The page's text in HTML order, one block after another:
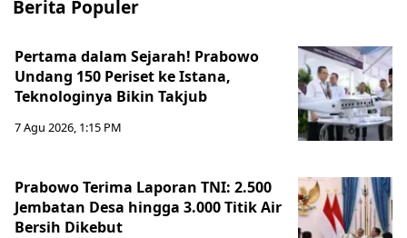
Berita Populer
Pertama dalam Sejarah! Prabowo
Undang 150 Periset ke Istana,
Teknologinya Bikin Takjub
7 Agu 2026, 1:15 PM
Prabowo Terima Laporan TNI: 2.500
Jembatan Desa hingga 3.000 Titik Air
Bersih Dikebut